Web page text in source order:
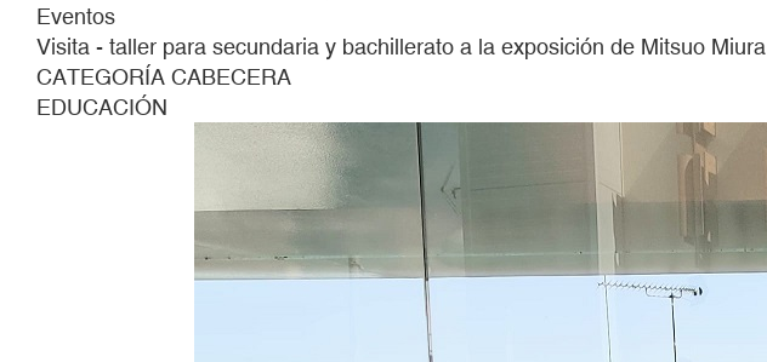
Eventos
Visita - taller para secundaria y bachillerato a la exposición de Mitsuo Miura
CATEGORÍA CABECERA
EDUCACIÓN